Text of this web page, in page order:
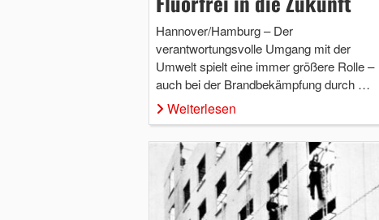
Hannover/Hamburg – Der
verantwortungsvolle Umgang mit der
Umwelt spielt eine immer größere Rolle –
auch bei der Brandbekämpfung durch …
Weiterlesen